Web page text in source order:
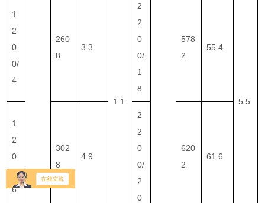
1
2
0
0/
4
260
8
3.3
1.1
2
2
0
0/
1
8
578
2
55.4
5.5
1
2
0
0/
6
302
8
4.9
2
2
0
0/
2
0
620
2
61.6